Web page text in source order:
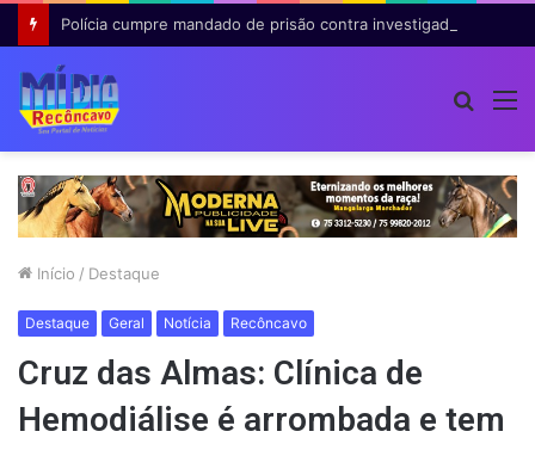
Início / Destaque
Destaque Geral Notícia Recôncavo
Cruz das Almas: Clínica de
Hemodiálise é arrombada e tem